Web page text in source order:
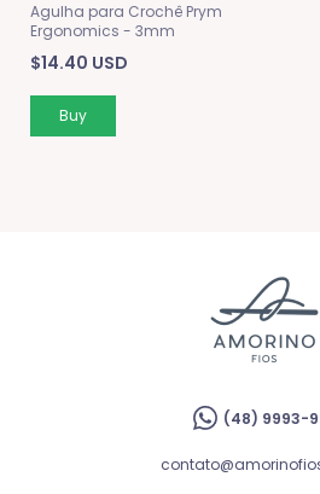
Agulha para Crochê Prym
Ergonomics - 3mm
$14.40 USD
(48) 9993-